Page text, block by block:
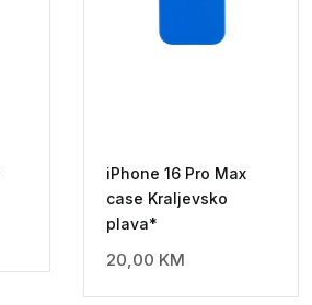
iPhone 16 Pro Max
case Kraljevsko
plava*
20,00 KM